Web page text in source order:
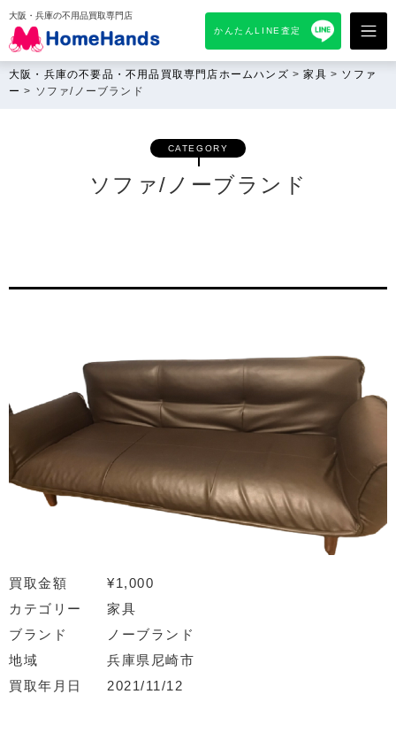
大阪・兵庫の不用品買取専門店
かんたんLINE査定
大阪・兵庫の不要品・不用品買取専門店ホームハンズ >家具 > ソファ
ー > ソファ/ノーブランド
CATEGORY
ソファ/ノーブランド
買取金額
¥1,000
カテゴリー
家具
ブランド
ノーブランド
地域
兵庫県尼崎市
買取年月日
2021/11/12